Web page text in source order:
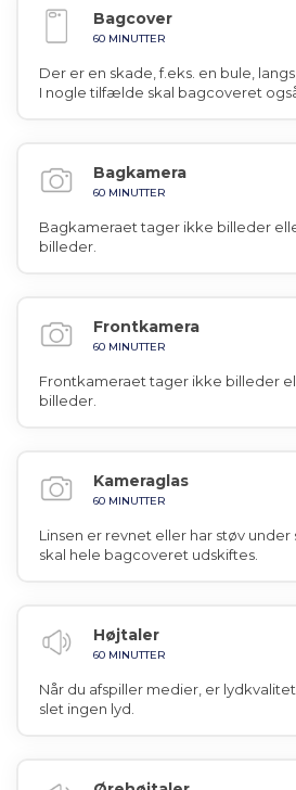
Bagcover
60 MINUTTER
Der er en skade, f.eks. en bule,
I nogle tilfælde skal bagcoveret
Bagkamera
60 MINUTTER
Bagkameraet tager ikke billeder
billeder.
Frontkamera
60 MINUTTER
Frontkameraet tager ikke billeder
billeder.
Kameraglas
60 MINUTTER
Linsen er revnet eller har støv
skal hele bagcoveret udskiftes.
Højtaler
60 MINUTTER
Når du afspiller medier, er
slet ingen lyd.